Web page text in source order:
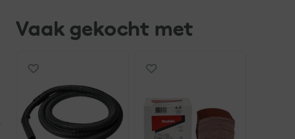
Vaak gekocht met